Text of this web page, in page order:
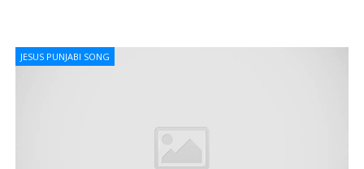
JESUS PUNJABI SONG